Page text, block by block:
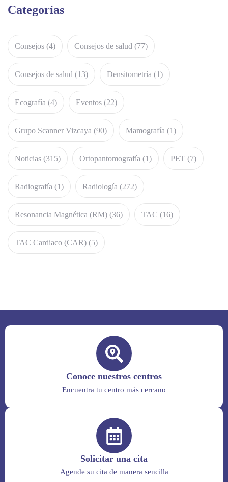
Categorías
Consejos (4) Consejos de salud (77)
Consejos de salud (13) Densitometría (1)
Ecografía (4) Eventos (22)
Grupo Scanner Vizcaya (90) Mamografía (1)
Noticias (315) Ortopantomografía (1) PET (7)
Radiografía (1) Radiología (272)
Resonancia Magnética (RM) (36) TAC (16)
TAC Cardiaco (CAR) (5)
Conoce nuestros centros
Encuentra tu centro más cercano
Solicitar una cita
Agende su cita de manera sencilla